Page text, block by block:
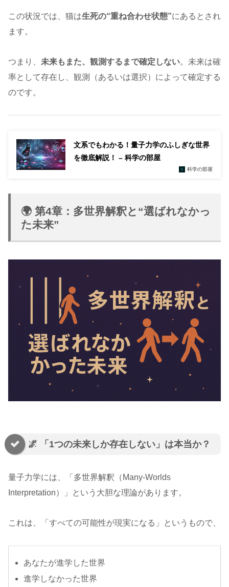
この状況では、猫は生死の“重ね合わせ状態”にあるとされ
ます。
つまり、 未来もまた、観測するまで確定しない。未来は確
率として存在し、観測（あるいは選択）によって確定する
のです。
文系でもわかる！量子力学のふしぎな世界
を徹底解説！ – 科学の部屋
科学の部屋
🌍 第4章：多世界解釈と“選ばれなかっ
た未来”
🌌 「1つの未来しか存在しない」は本当か？
量子力学には、「多世界解釈（Many-Worlds
Interpretation）」という大胆な理論があります。
これは、「すべての可能性が現実になる」というもので、
あなたが進学した世界
進学しなかった世界